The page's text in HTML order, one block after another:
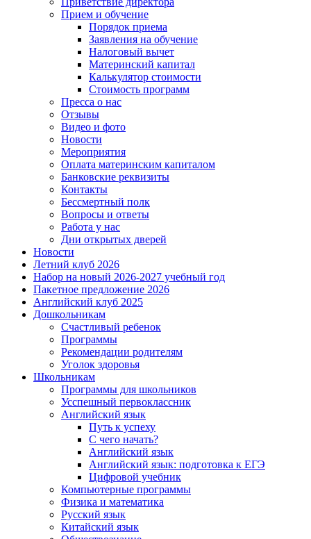
Прием и обучение
Порядок приема
Заявления на обучение
Налоговый вычет
Материнский капитал
Калькулятор стоимости
Стоимость программ
Пресса о нас
Отзывы
Видео и фото
Новости
Мероприятия
Оплата материнским капиталом
Банковские реквизиты
Контакты
Бессмертный полк
Вопросы и ответы
Работа у нас
Дни открытых дверей
Новости
Летний клуб 2026
Набор на новый 2026-2027 учебный год
Пакетное предложение 2026
Английский клуб 2025
Дошкольникам
Счастливый ребенок
Программы
Рекомендации родителям
Уголок здоровья
Школьникам
Программы для школьников
Усспешный первоклассник
Английский язык
Путь к успеху
С чего начать?
Английский язык
Английский язык: подготовка к ЕГЭ
Цифровой учебник
Компьютерные программы
Физика и математика
Русский язык
Китайский язык